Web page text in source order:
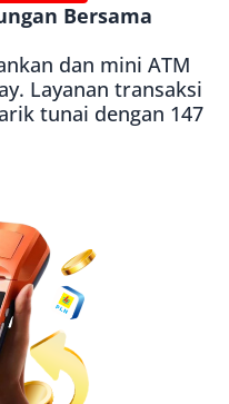
Bersama
dan mini ATM
Layanan transaksi
tunai dengan 147